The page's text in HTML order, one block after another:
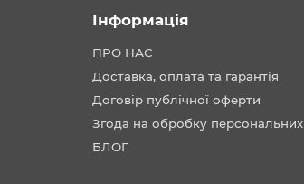
Інформація
ПРО НАС
Доставка, оплата та гарантія
Договір публічної оферти
Згода на обробку
БЛОГ